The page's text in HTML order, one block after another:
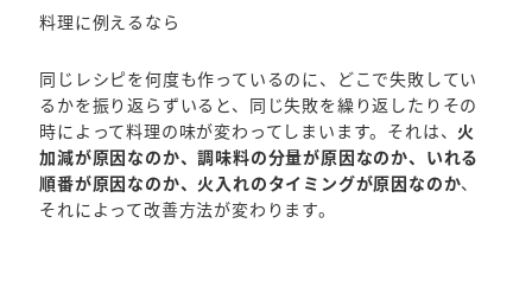
料理に例えるなら
同じレシピを何度も作っているのに、どこで失敗してい
るかを振り返らずいると、同じ失敗を繰り返したりその
時によって料理の味が変わってしまいます。それは、 火
加減が原因なのか、調味料の分量が原因なのか、いれる
順番が原因なのか、火入れのタイミングが原因なのか、
それによって改善方法が変わります。